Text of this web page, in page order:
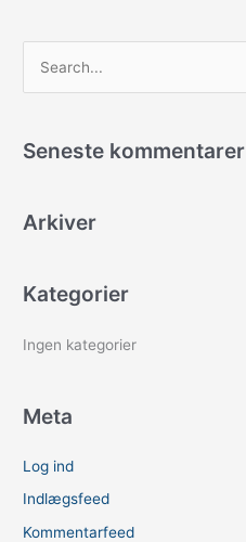
e
t
:
Seneste kommentarer
Arkiver
Kategorier
Ingen kategorier
Meta
Log ind
Indlægsfeed
Kommentarfeed